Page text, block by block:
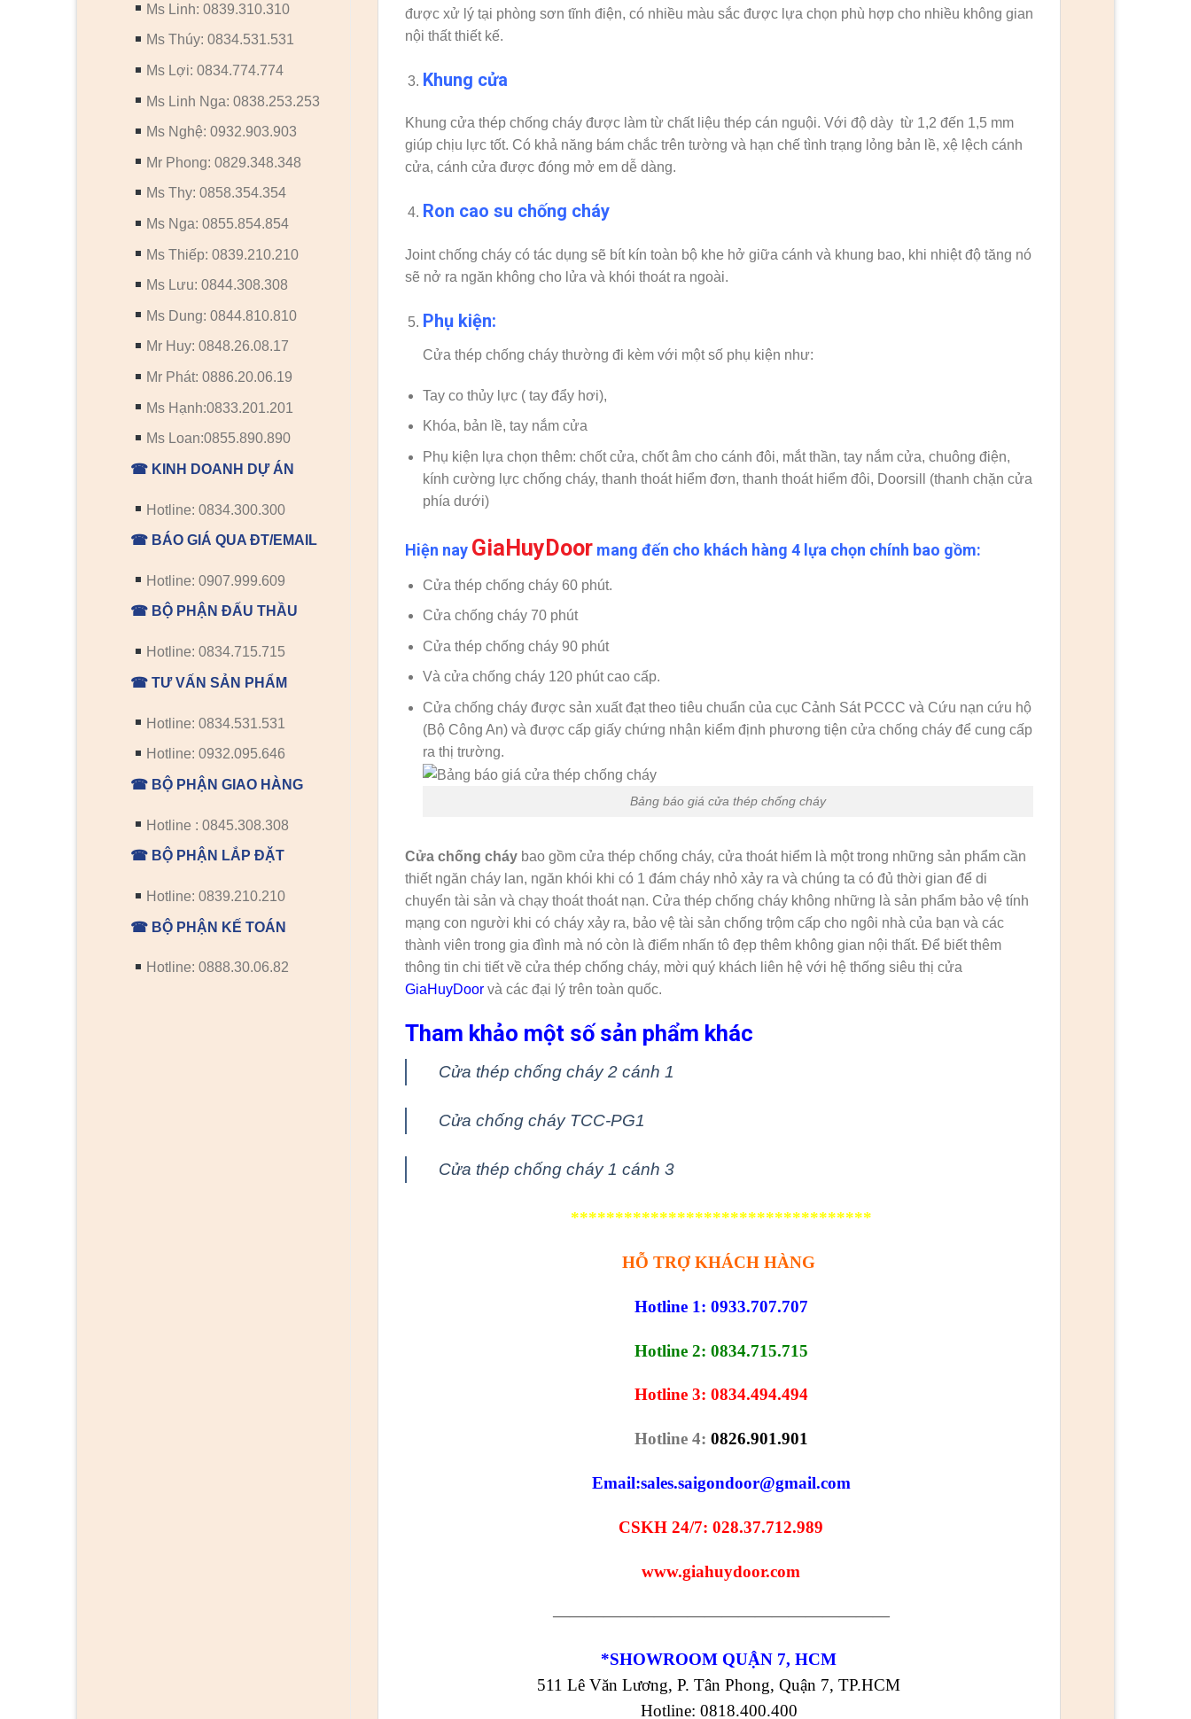
Ms Linh: 0839.310.310
Ms Thúy: 0834.531.531
Ms Lợi: 0834.774.774
Ms Linh Nga: 0838.253.253
Ms Nghệ: 0932.903.903
Mr Phong: 0829.348.348
Ms Thy: 0858.354.354
Ms Nga: 0855.854.854
Ms Thiếp: 0839.210.210
Ms Lưu: 0844.308.308
Ms Dung: 0844.810.810
Mr Huy: 0848.26.08.17
Mr Phát: 0886.20.06.19
Ms Hạnh:0833.201.201
Ms Loan:0855.890.890
☎ KINH DOANH DỰ ÁN
Hotline: 0834.300.300
☎ BÁO GIÁ QUA ĐT/EMAIL
Hotline: 0907.999.609
☎ BỘ PHẬN ĐẤU THẦU
Hotline: 0834.715.715
☎ TƯ VẤN SẢN PHẨM
Hotline: 0834.531.531
Hotline: 0932.095.646
☎ BỘ PHẬN GIAO HÀNG
Hotline : 0845.308.308
☎ BỘ PHẬN LẮP ĐẶT
Hotline: 0839.210.210
☎ BỘ PHẬN KẾ TOÁN
Hotline: 0888.30.06.82
được xử lý tại phòng sơn tĩnh điện, có nhiều màu sắc được lựa chọn phù hợp cho nhiều không gian
nội thất thiết kế.
Khung cửa
Khung cửa thép chống cháy được làm từ chất liệu thép cán nguội. Với độ dày từ 1,2 đến 1,5 mm
giúp chịu lực tốt. Có khả năng bám chắc trên tường và hạn chế tình trạng lỏng bản lề, xệ lệch cánh
cửa, cánh cửa được đóng mở em dễ dàng.
Ron cao su chống cháy
Joint chống cháy có tác dụng sẽ bít kín toàn bộ khe hở giữa cánh và khung bao, khi nhiệt độ tăng nó
sẽ nở ra ngăn không cho lửa và khói thoát ra ngoài.
Phụ kiện:
Cửa thép chống cháy thường đi kèm với một số phụ kiện như:
Tay co thủy lực ( tay đẩy hơi),
Khóa, bản lề, tay nắm cửa
Phụ kiện lựa chọn thêm: chốt cửa, chốt âm cho cánh đôi, mắt thần, tay nắm cửa, chuông điện,
kính cường lực chống cháy, thanh thoát hiểm đơn, thanh thoát hiểm đôi, Doorsill (thanh chặn cửa
phía dưới)
Hiện nay GiaHuyDoormang đến cho khách hàng 4 lựa chọn chính bao gồm:
Cửa thép chống cháy 60 phút.
Cửa chống cháy 70 phút
Cửa thép chống cháy 90 phút
Và cửa chống cháy 120 phút cao cấp.
Cửa chống cháy được sản xuất đạt theo tiêu chuẩn của cục Cảnh Sát PCCC và Cứu nạn cứu hộ
(Bộ Công An) và được cấp giấy chứng nhận kiểm định phương tiện cửa chống cháy để cung cấp
ra thị trường.
Bảng báo giá cửa thép chống cháy
Cửa chống cháybao gồm cửa thép chống cháy, cửa thoát hiểm là một trong những sản phẩm cần
thiết ngăn cháy lan, ngăn khói khi có 1 đám cháy nhỏ xảy ra và chúng ta có đủ thời gian để di
chuyển tài sản và chạy thoát thoát nạn. Cửa thép chống cháy không những là sản phẩm bảo vệ tính
mạng con người khi có cháy xảy ra, bảo vệ tài sản chống trộm cấp cho ngôi nhà của bạn và các
thành viên trong gia đình mà nó còn là điểm nhấn tô đẹp thêm không gian nội thất. Để biết thêm
thông tin chi tiết về cửa thép chống cháy, mời quý khách liên hệ với hệ thống siêu thị cửa
GiaHuyDoor và các đại lý trên toàn quốc.
Tham khảo một số sản phẩm khác
Cửa thép chống cháy 2 cánh 1
Cửa chống cháy TCC-PG1
Cửa thép chống cháy 1 cánh 3
**********************************
HỖ TRỢ KHÁCH HÀNG
Hotline 1: 0933.707.707
Hotline 2: 0834.715.715
Hotline 3: 0834.494.494
Hotline 4: 0826.901.901
Email:sales.saigondoor@gmail.com
CSKH 24/7: 028.37.712.989
www.giahuydoor.com
————————————————————
*SHOWROOM QUẬN 7, HCM
511 Lê Văn Lương, P. Tân Phong, Quận 7, TP.HCM
Hotline: 0818.400.400